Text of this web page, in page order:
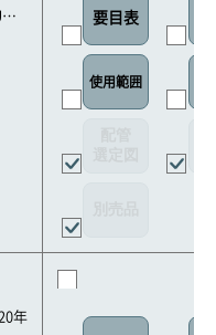
G
要目表
使用範囲
年